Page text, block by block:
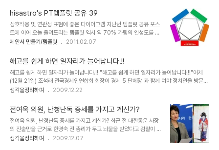
hisastro's PT템플릿 공유 39
상호작용 및 연관성 표현에 좋은 다이어그램 지난번 템플릿 공유 포스
트에 이어 오늘 올려드리는 템플릿 역시 약 70% 가량의 완성도를 갖
춘 형태입니다. 각각의 도형 속성 -전체를 그룹으로 묶었을 경우는 개
후 제가 이 다이어그램을 활용하여 제안서로 만들게 된다면 저 나름대
로 완성한 모습의 템플릿을 다시 공유하게 되겠지만, 혹 공유해드린 템
플릿을 통해 더 새롭고 멋진 다이어그램을 만셨다면, 부디 좋으신 마음
으로 다시 다른 분들과 공유를 하실 수 있다면 정말로 좋겠습니다. 제
생각인데요, 세상이 어지럽고 힘든 이유는 단절을 원하는 악의 헤게모
고 그것이 반복적으로 파생되면서 연쇄 ..
제안서 만들기/템플릿 2011.02.07
해고를 쉽게 하면 일자리가 늘어납니다.!!
해고를 쉽게 하면 일자리가 늘어납니다.!! "해고를 쉽게 하면 일자리가 늘어납니다.!!"어제
(12월 21일) 조석래 전국경제인연합회 회장이 경제 5 단체장 과 함께 여야 정치인을 방문하
여 말했다는 발언 내용입니다. 정말로 그럴까요? 과연 해고를 쉽게 하면 일자리가 늘어날까
살아가는 대부분의 우리들은 스스로의 자화상에 대해 생각할 부분이 없지 않은 건 아닙니
다.-이 부분은 아래에서 잠시 언급하도록 하겠습니다.- 그러나 우리의 현실을 뒤돌아 볼 때
정말 이 말이 진정성이 담긴 말인지는 곱씹어 보게 됩니다. ▲ 우리나라의 재벌에 관한 서적
언젠가 숨겨진 우리의 근대사에 대한 책을 본 적이 있습니다.일제의 침략이 끝난..
생각을정리하며 2009.12.22
전여옥 의원, 난청난독 증세를 가지고 계신가?
전여옥 의원, 난청난독 증세를 가지고 계신가? 최근 전 대한통운 사장
의 진술만을 근거로 한명숙 전 총리가 두고 뇌물을 받았다고 검찰이 피
의사실을 공표했습니다. 이에 대해 말도 많고, 더욱이 전임 대통령을
생각을정리하며 2009.12.07